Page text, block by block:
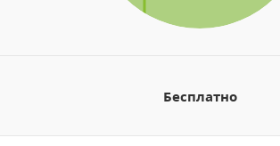
Бесплатно